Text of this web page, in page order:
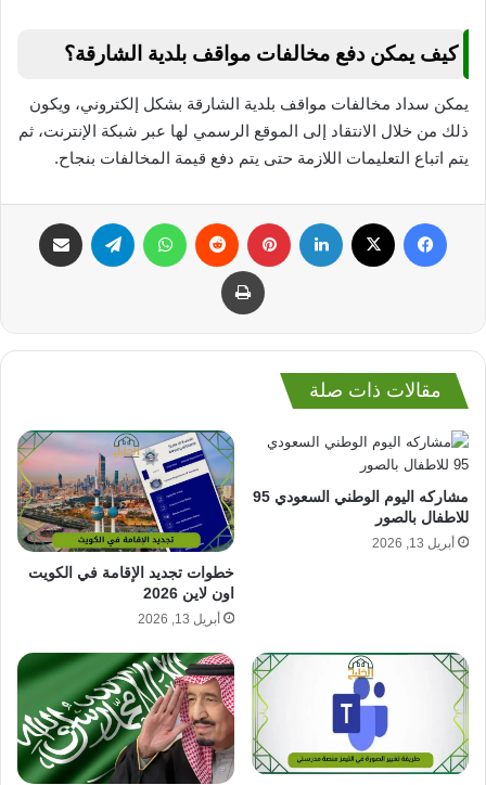
كيف يمكن دفع مخالفات مواقف بلدية الشارقة؟
يمكن سداد مخالفات مواقف بلدية الشارقة بشكل إلكتروني، ويكون
ذلك من خلال الانتقاد إلى الموقع الرسمي لها عبر شبكة الإنترنت، ثم
يتم اتباع التعليمات اللازمة حتى يتم دفع قيمة المخالفات بنجاح.
فيسبوك لينكدإن بينتيريست واتساب تيلقرام
طباعة
مقالات ذات صلة
مشاركه اليوم الوطني السعودي 95
للاطفال بالصور
أبريل 13, 2026
خطوات تجديد الإقامة في الكويت
اون لاين 2026
أبريل 13, 2026